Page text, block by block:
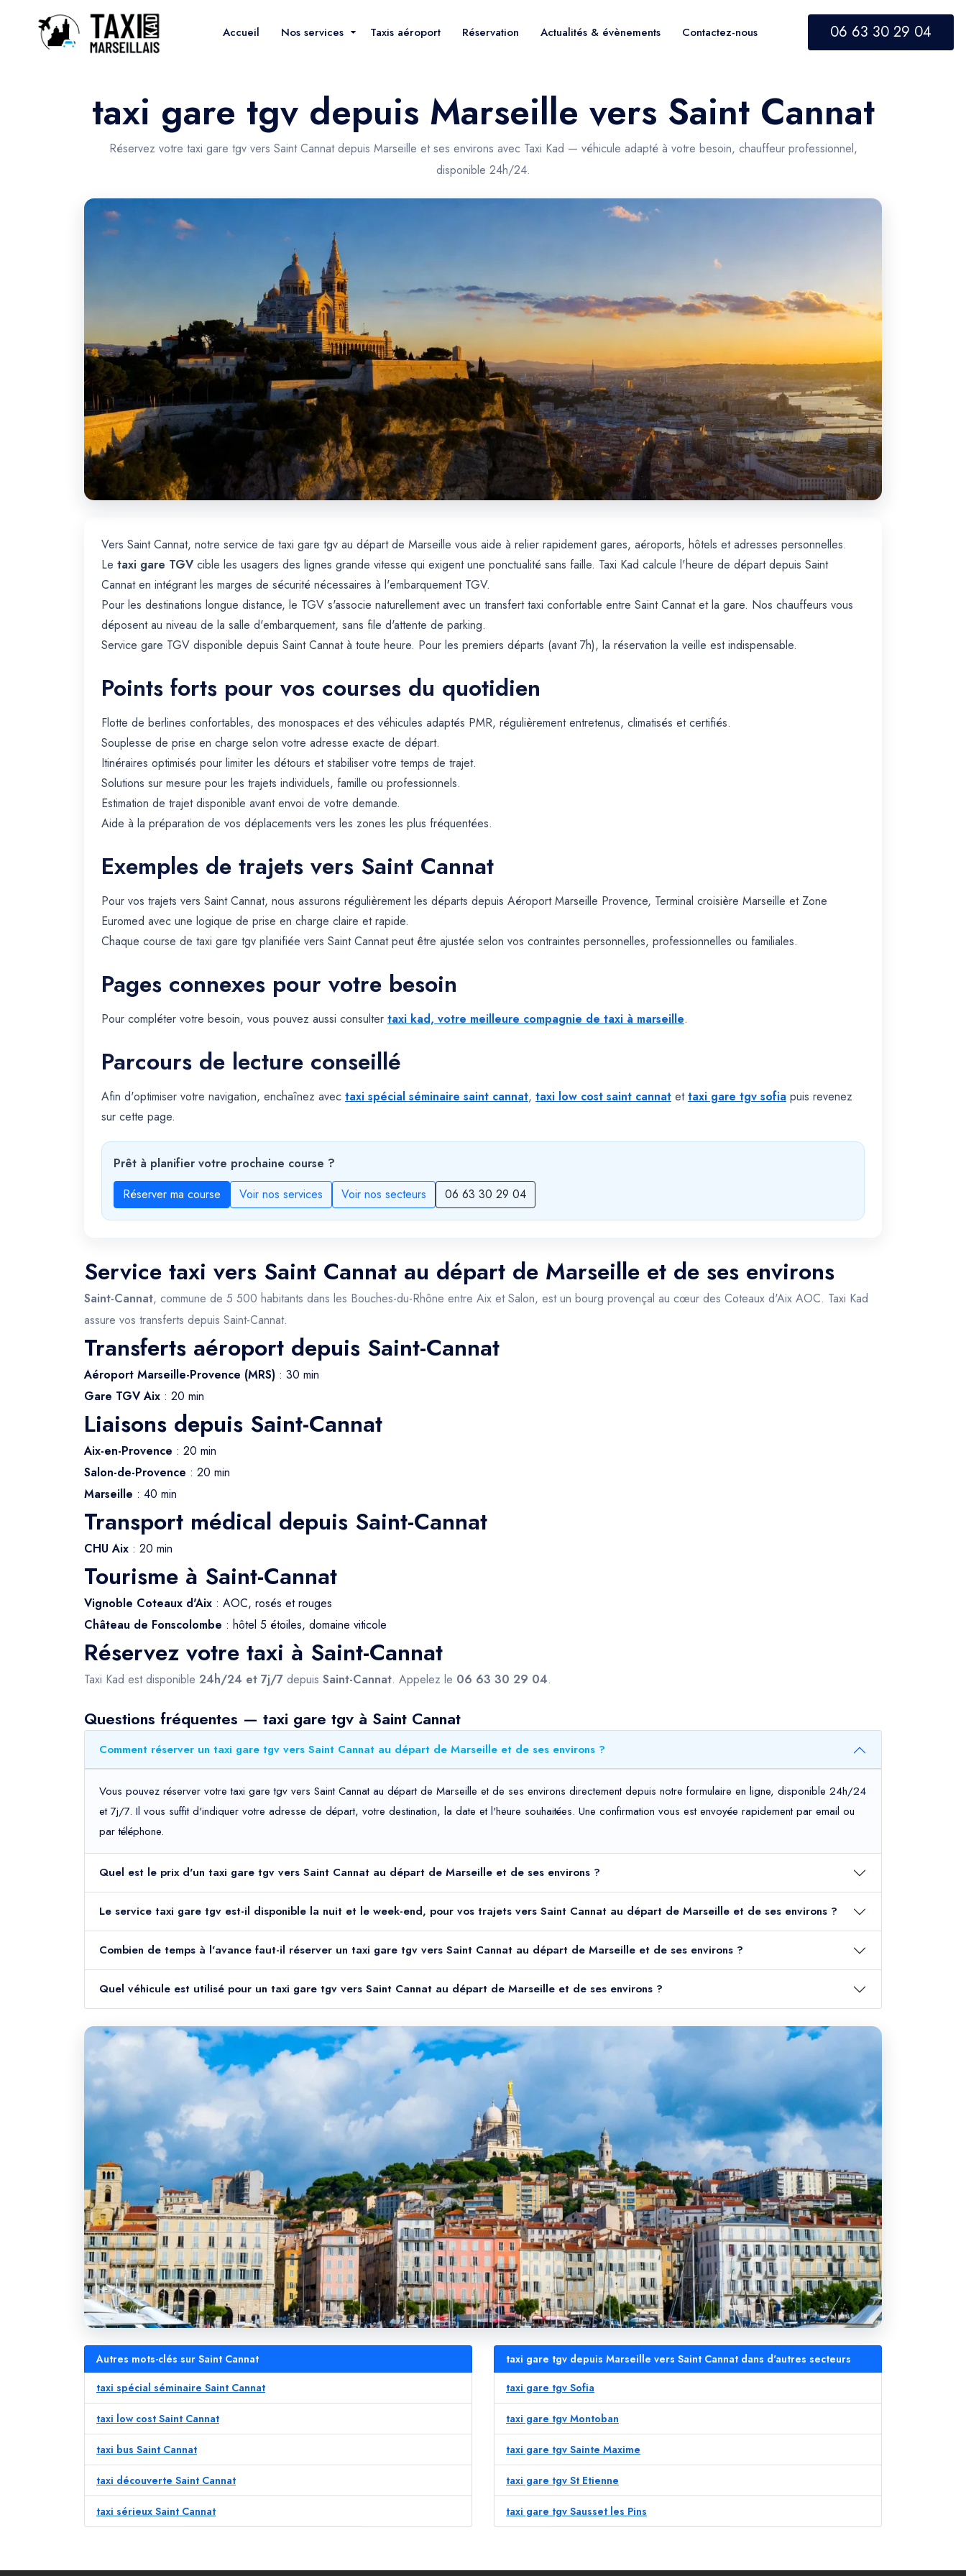
Accueil Nos services Taxis aéroport Réservation Actualités & évènements Contactez-nous 06 63 30 29 04
taxi gare tgv depuis Marseille vers Saint Cannat
Réservez votre taxi gare tgv vers Saint Cannat depuis Marseille et ses environs avec Taxi Kad — véhicule adapté à votre besoin, chauffeur professionnel,
disponible 24h/24.
Vers Saint Cannat, notre service de taxi gare tgv au départ de Marseille vous aide à relier rapidement gares, aéroports, hôtels et adresses personnelles.
Le taxi gare TGVcible les usagers des lignes grande vitesse qui exigent une ponctualité sans faille. Taxi Kad calcule l'heure de départ depuis Saint
Cannat en intégrant les marges de sécurité nécessaires à l'embarquement TGV.
Pour les destinations longue distance, le TGV s'associe naturellement avec un transfert taxi confortable entre Saint Cannat et la gare. Nos chauffeurs vous
déposent au niveau de la salle d'embarquement, sans file d'attente de parking.
Service gare TGV disponible depuis Saint Cannat à toute heure. Pour les premiers départs (avant 7h), la réservation la veille est indispensable.
Points forts pour vos courses du quotidien
Flotte de berlines confortables, des monospaces et des véhicules adaptés PMR, régulièrement entretenus, climatisés et certifiés.
Souplesse de prise en charge selon votre adresse exacte de départ.
Itinéraires optimisés pour limiter les détours et stabiliser votre temps de trajet.
Solutions sur mesure pour les trajets individuels, famille ou professionnels.
Estimation de trajet disponible avant envoi de votre demande.
Aide à la préparation de vos déplacements vers les zones les plus fréquentées.
Exemples de trajets vers Saint Cannat
Pour vos trajets vers Saint Cannat, nous assurons régulièrement les départs depuis Aéroport Marseille Provence, Terminal croisière Marseille et Zone
Euromed avec une logique de prise en charge claire et rapide.
Chaque course de taxi gare tgv planifiée vers Saint Cannat peut être ajustée selon vos contraintes personnelles, professionnelles ou familiales.
Pages connexes pour votre besoin
Pour compléter votre besoin, vous pouvez aussi consulter taxi kad, votre meilleure compagnie de taxi à marseille.
Parcours de lecture conseillé
Afin d'optimiser votre navigation, enchaînez avec taxi spécial séminaire saint cannat, taxi low cost saint cannat ettaxi gare tgv sofia puis revenez
sur cette page.
Prêt à planifier votre prochaine course ?
Réserver ma course
Voir nos services Voir nos secteurs 06 63 30 29 04
Service taxi vers Saint Cannat au départ de Marseille et de ses environs
Saint-Cannat, commune de 5 500 habitants dans les Bouches-du-Rhône entre Aix et Salon, est un bourg provençal au cœur des Coteaux d'Aix AOC. Taxi Kad
assure vos transferts depuis Saint-Cannat.
Transferts aéroport depuis Saint-Cannat
Aéroport Marseille-Provence (MRS) : 30 min
Gare TGV Aix : 20 min
Liaisons depuis Saint-Cannat
Aix-en-Provence : 20 min
Salon-de-Provence : 20 min
Marseille : 40 min
Transport médical depuis Saint-Cannat
CHU Aix : 20 min
Tourisme à Saint-Cannat
Vignoble Coteaux d'Aix : AOC, rosés et rouges
Château de Fonscolombe : hôtel 5 étoiles, domaine viticole
Réservez votre taxi à Saint-Cannat
Taxi Kad est disponible 24h/24 et 7j/7 depuis Saint-Cannat. Appelez le 06 63 30 29 04.
Questions fréquentes — taxi gare tgv à Saint Cannat
Comment réserver un taxi gare tgv vers Saint Cannat au départ de Marseille et de ses environs ?
Vous pouvez réserver votre taxi gare tgv vers Saint Cannat au départ de Marseille et de ses environs directement depuis notre formulaire en ligne, disponible 24h/24
et 7j/7. Il vous suffit d'indiquer votre adresse de départ, votre destination, la date et l'heure souhaitées. Une confirmation vous est envoyée rapidement par email ou
par téléphone.
Quel est le prix d'un taxi gare tgv vers Saint Cannat au départ de Marseille et de ses environs ?
Le service taxi gare tgv est-il disponible la nuit et le week-end, pour vos trajets vers Saint Cannat au départ de Marseille et de ses environs ?
Combien de temps à l'avance faut-il réserver un taxi gare tgv vers Saint Cannat au départ de Marseille et de ses environs ?
Quel véhicule est utilisé pour un taxi gare tgv vers Saint Cannat au départ de Marseille et de ses environs ?
Autres mots-clés sur Saint Cannat
taxi spécial séminaire Saint Cannat
taxi low cost Saint Cannat
taxi bus Saint Cannat
taxi découverte Saint Cannat
taxi sérieux Saint Cannat
taxi gare tgv depuis Marseille vers Saint Cannat dans d'autres secteurs
taxi gare tgv Sofia
taxi gare tgv Montoban
taxi gare tgv Sainte Maxime
taxi gare tgv St Etienne
taxi gare tgv Sausset les Pins